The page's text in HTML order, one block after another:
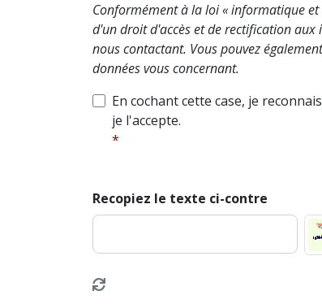
Conformément à la loi « informatique
d'un droit d'accès et de rectification aux
nous contactant. Vous pouvez
données vous concernant.
En cochant cette case, je
je l'accepte.
Recopiez le texte ci-contre